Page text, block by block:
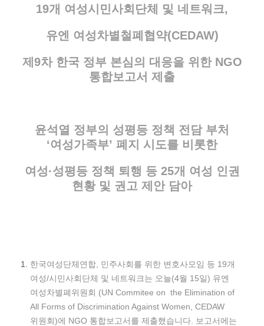
19개 여성시민사회단체 및 네트워크,
유엔 여성차별철폐협약(CEDAW)
제9차 한국 정부 본심의 대응을 위한 NGO
통합보고서 제출
윤석열 정부의 성평등 정책 전담 부처
‘여성가족부’ 폐지 시도를 비롯한
여성·성평등 정책 퇴행 등 25개 여성 인권
현황 및 권고 제안 담아
한국여성단체연합, 민주사회를 위한 변호사모임 등 19개
여성/시민사회단체 및 네트워크는 오늘(4월 15일) 유엔
여성차별폐위원회 (UN Commitee on the Elimination of
All Forms of Discrimination Against Women, CEDAW
위원회)에 NGO 통합보고서를 제출했습니다. 보고서에는